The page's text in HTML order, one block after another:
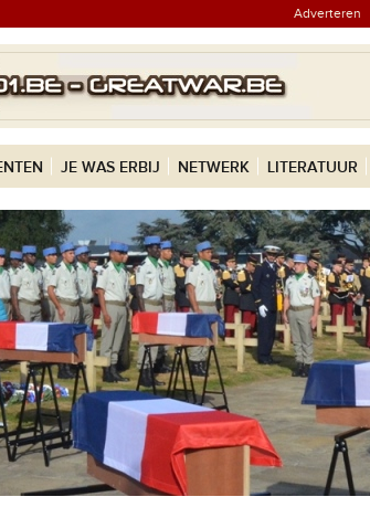
Adverteren
JE WAS ERBIJ NETWERK LITERATUUR